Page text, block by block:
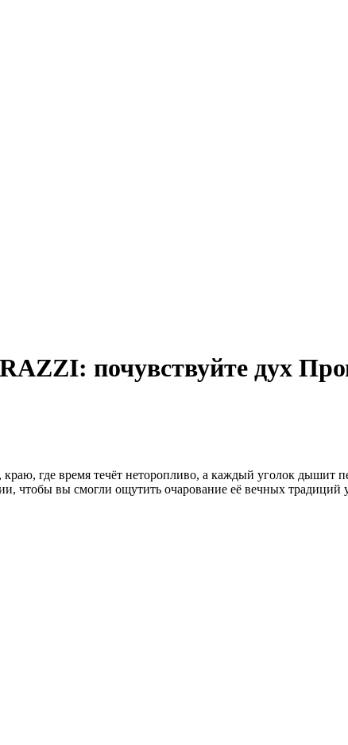
почувствуйте дух
где время течёт неторопливо, а каждый уголок дышит
чтобы вы смогли ощутить очарование её вечных традиций